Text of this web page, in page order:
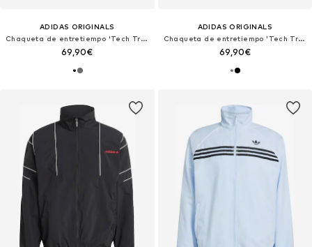
ADIDAS ORIGINALS
Chaqueta de entretiempo 'Tech Trefoil Essentials'
69,90€
ADIDAS ORIGINALS
Chaqueta de entretiempo 'Tech Trefoil Essentials'
69,90€